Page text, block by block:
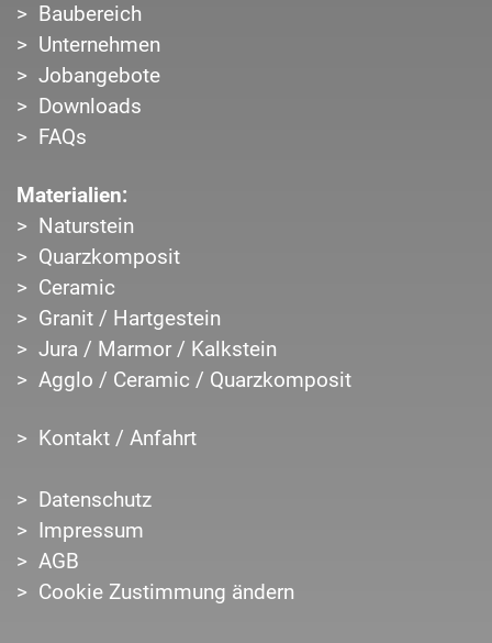
Baubereich
Unternehmen
Jobangebote
Downloads
FAQs
Materialien:
Naturstein
Quarzkomposit
Ceramic
Granit / Hartgestein
Jura / Marmor / Kalkstein
Agglo / Ceramic / Quarzkomposit
Kontakt / Anfahrt
Datenschutz
Impressum
AGB
Cookie Zustimmung ändern